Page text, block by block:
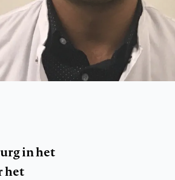
in het
het